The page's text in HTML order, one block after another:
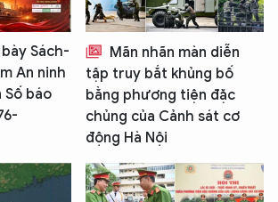
Sách-
An ninh
Số báo
Mãn nhãn màn diễn
tập truy bắt khủng bố
bằng phương tiện đặc
chủng của Cảnh sát cơ
động Hà Nội